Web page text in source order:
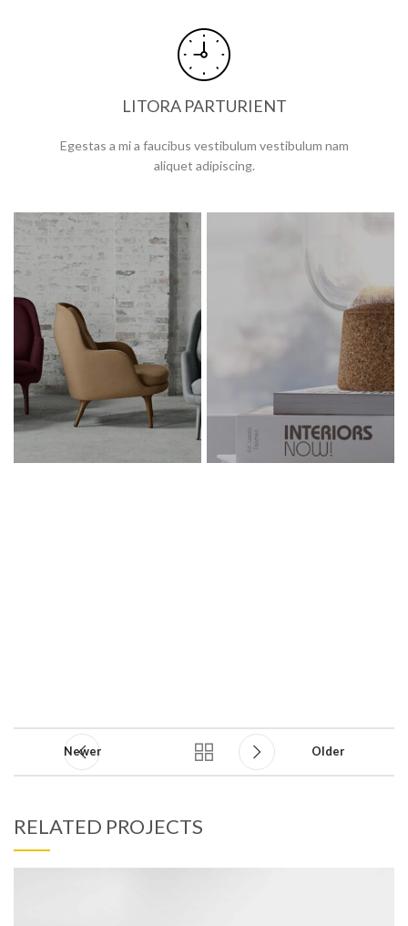
LITORA PARTURIENT
Egestas a mi a faucibus vestibulum vestibulum nam
aliquet adipiscing.
Newer Older
RELATED PROJECTS